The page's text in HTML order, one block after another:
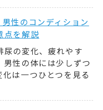
性のコンディション
点を解説
の変化、疲れやす
性の体には少しずつ
は一つひとつを見る